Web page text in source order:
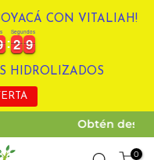
CON VITALIAH!
2
2
3 9
9
0
Segundos
HIDROLIZADOS
por pagos por PSE
0